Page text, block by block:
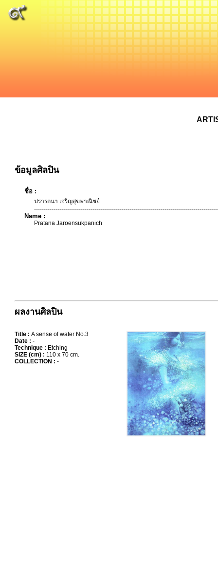
ข้อมูลศิลปิน
ชื่อ :
ปรารถนา เจริญสุขพาณิชย์
Name :
Pratana Jaroensukpanich
ผลงานศิลปิน
Title : A sense of water No.3
Date : -
Technique : Etching
SIZE (cm) : 110 x 70 cm.
COLLECTION : -